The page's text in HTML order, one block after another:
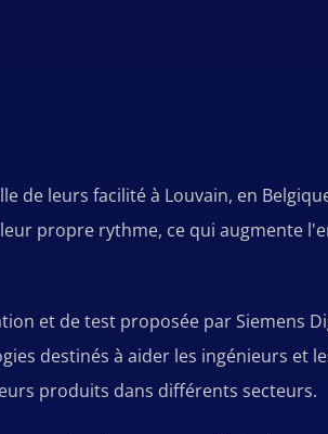
de leurs facilité à Louvain, en
propre rythme, ce qui augmente
et de test proposée par Siemens
destinés à aider les ingénieurs et
produits dans différents secteurs.